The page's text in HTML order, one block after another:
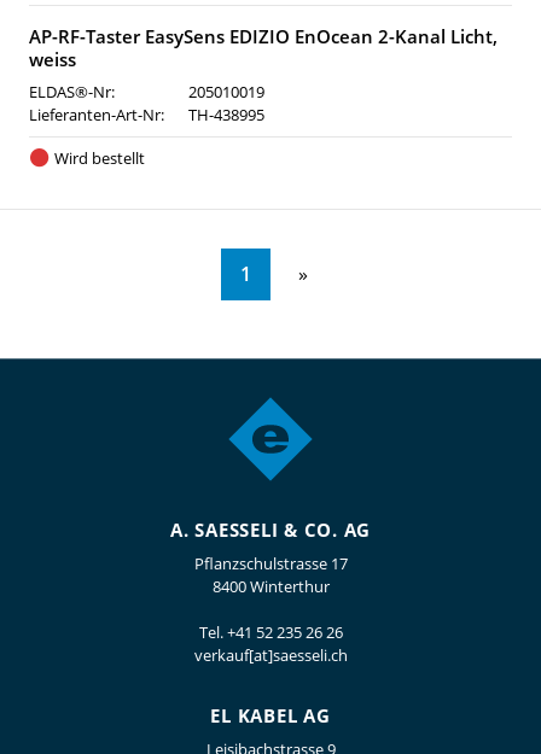
AP-RF-Taster EasySens EDIZIO EnOcean 2-Kanal Licht,
weiss
ELDAS®-Nr:
205010019
Lieferanten-Art-Nr:
TH-438995
Wird bestellt
1
A. SAESSELI & CO. AG
Pflanzschulstrasse 17
8400 Winterthur
Tel.+41 52 235 26 26
verkauf[at]saesseli.ch
EL KABEL AG
Leisibachstrasse 9